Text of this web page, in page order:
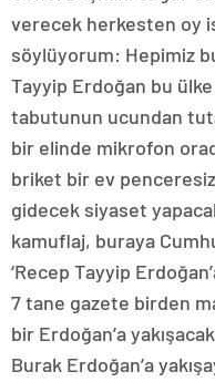
verecek herkesten oy
söylüyorum: Hepimiz
Tayyip Erdoğan bu
tabutunun ucundan
bir elinde mikrofon
briket bir ev
gidecek siyaset
kamuflaj, buraya
‘Recep Tayyip
7 tane gazete birden
bir Erdoğan’a
Burak Erdoğan’a